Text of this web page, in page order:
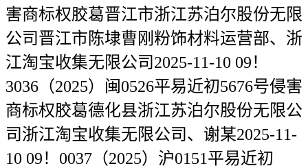
害商标权胶葛晋江市浙江苏泊尔股份无限
公司晋江市陈埭曹刚粉饰材料运营部、浙
江淘宝收集无限公司2025-11-10 09！
3036（2025）闽0526平易近初5676号侵害
商标权胶葛德化县浙江苏泊尔股份无限公
司浙江淘宝收集无限公司、谢某2025-11-
10 09！0037（2025）沪0151平易近初